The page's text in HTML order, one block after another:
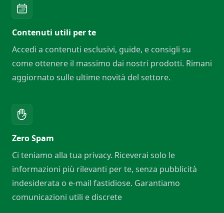
Contenuti utili per te
Accedi a contenuti esclusivi, guide, e consigli su
come ottenere il massimo dai nostri prodotti. Rimani
aggiornato sulle ultime novità del settore.
Zero Spam
Ci teniamo alla tua privacy. Riceverai solo le
informazioni più rilevanti per te, senza pubblicità
indesiderata o e-mail fastidiose. Garantiamo
comunicazioni utili e discrete